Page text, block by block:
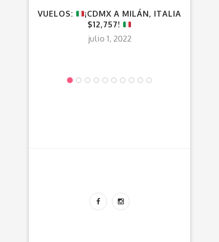
VUELOS:
¡CDMX A MILÁN, ITALIA
$12,757!
julio 1, 2022